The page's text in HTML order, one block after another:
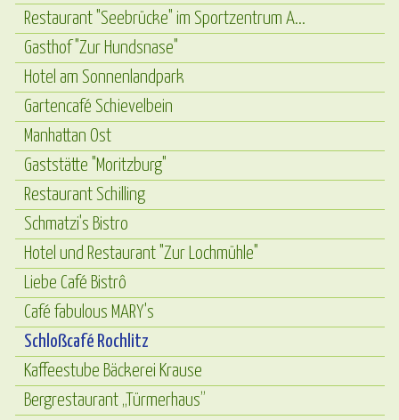
Restaurant "Seebrücke" im Sportzentrum A...
Gasthof "Zur Hundsnase"
Hotel am Sonnenlandpark
Gartencafé Schievelbein
Manhattan Ost
Gaststätte "Moritzburg"
Restaurant Schilling
Schmatzi's Bistro
Hotel und Restaurant "Zur Lochmühle"
Liebe Café Bistrô
Café fabulous MARY's
Schloßcafé Rochlitz
Kaffeestube Bäckerei Krause
Bergrestaurant „Türmerhaus”